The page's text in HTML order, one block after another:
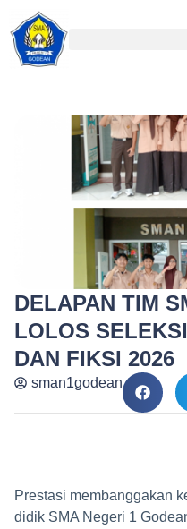
DELAPAN TIM
LOLOS
DAN FIKSI 2026
sman1godean
Prestasi membanggakan
didik SMA Negeri 1